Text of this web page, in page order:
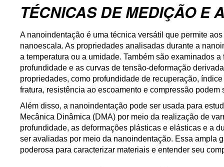
TÉCNICAS DE MEDIÇÃO E
A nanoindentação é uma técnica versátil que permite
nanoescala. As propriedades analisadas durante a
a temperatura ou a umidade. Também são examinados
profundidade e as curvas de tensão-deformação
propriedades, como profundidade de recuperação,
fratura, resistência ao escoamento e compressão podem
Além disso, a nanoindentação pode ser usada para
Mecânica Dinâmica (DMA) por meio da realização de
profundidade, as deformações plásticas e elásticas e a
ser avaliadas por meio da nanoindentação. Essa ampla
poderosa para caracterizar materiais e entender seu